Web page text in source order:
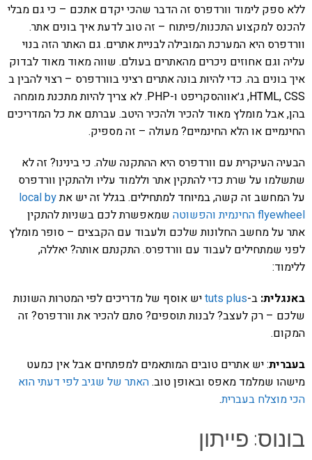
ללא ספק לימוד וורדפרס זה הדבר שהכי יקדם אתכם – כי גם מבלי
להכנס למקצוע התכנות/פיתוח – זה טוב לדעת איך בונים אתר.
וורדפרס היא המערכת המובילה לבניית אתרים. גם האתר הזה בנוי
עליה וגם אחוזים ניכרים מהאתרים בעולם. שווה מאוד מאוד לבדוק
איך בונים בה. כדי להיות בונה אתרים רציני בוורדפרס – רצוי להבין ב
HTML, CSS, ג׳אווהסקריפט ו-PHP. לא צריך להיות מתכנת מומחה
בהן, אבל מומלץ מאוד להכיר ולהכיר היטב. עברתם את כל המדריכים
החינמיים או הלא החינמיים? מעולה – זה מספיק.
הבעיה העיקרית עם וורדפרס היא ההתקנה שלה. כי בינינו? זה לא
שתשלמו על שרת כדי להתקין אתר וללמוד עליו ולהתקין וורדפרס
על המחשב זה קשה, במיוחד למתחילים. בגלל זה יש אתlocal by
flyewheel החינמית והפשוטה
שמאפשרת לכם בשניות להתקין
אתר על מחשב החלונות שלכם ולעבוד עם הקבצים – סופר מומלץ
לפני שמתחילים לעבוד עם וורדפרס. התקנתם אותה? יאללה,
ללימוד:
באנגלית: ב-tuts plusיש אוסף של מדריכים לפי המטרות השונות
שלכם – רק לעצב? לבנות תוספים? סתם להכיר את וורדפרס? זה
המקום.
בעברית: יש אתרים טובים המותאמים למפתחים אבל אין כמעט
מישהו שמלמד מאפס ובאופן טוב.האתר של שגיב לפי דעתי הוא
הכי מוצלח בעברית.
בונוס: פייתון